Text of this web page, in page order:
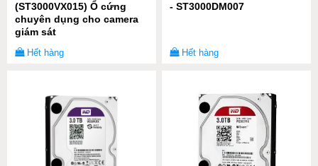
(ST3000VX015) Ổ cứng
chuyên dụng cho camera
giám sát
Hết hàng
- ST3000DM007
Hết hàng